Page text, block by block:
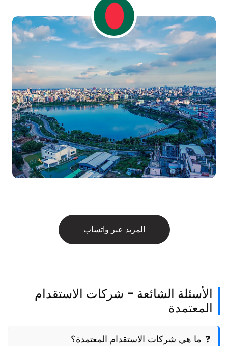
المزيد عبر واتساب
الأسئلة الشائعة - شركات الاستقدام
المعتمدة
ما هي شركات الاستقدام المعتمدة؟